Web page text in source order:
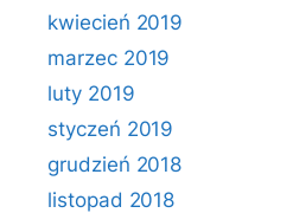
kwiecień 2019
marzec 2019
luty 2019
styczeń 2019
grudzień 2018
listopad 2018